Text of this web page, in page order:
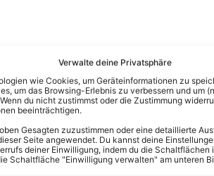
Verwalte deine Privatsphäre
wie Cookies, um Geräteinformationen zu
um das Browsing-Erlebnis zu verbessern und um
du nicht zustimmst oder die Zustimmung
beeinträchtigen.
Gesagten zuzustimmen oder eine detaillierte
Seite angewendet. Du kannst deine
deiner Einwilligung, indem du die
Schaltfläche "Einwilligung verwalten" am unteren
Euch auch interessieren:
„Giovanni Zarrella Show“ Sommerparty:
Erste Details zu den Auftritten der Gäste!
Euch!